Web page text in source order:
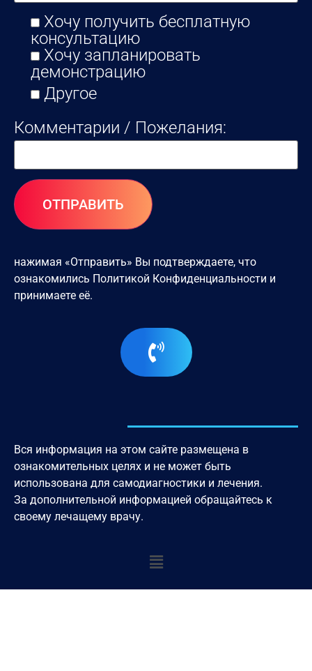
Хочу получить бесплатную
консультацию
Хочу запланировать
демонстрацию
Другое
Комментарии / Пожелания:
нажимая «Отправить» Вы подтверждаете, что
ознакомились Политикой Конфиденциальности и
принимаете её.
Вся информация на этом сайте размещена в
ознакомительных целях и не может быть
использована для самодиагностики и лечения.
За дополнительной информацией обращайтесь к
своему лечащему врачу.